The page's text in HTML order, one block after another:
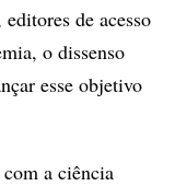
de acesso
o dissenso
esse objetivo
a ciência